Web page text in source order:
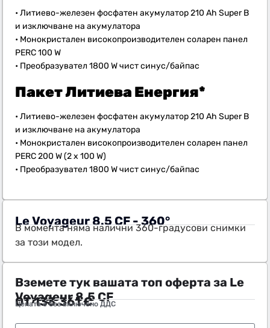
• Литиево-железен фосфатен акумулатор 210 Ah Super B
и изключване на акумулатора
• Монокристален високопроизводителен соларен панел
PERC 100 W
• Преобразувател 1800 W чист синус/байпас
Пакет Литиева Енергия*
• Литиево-железен фосфатен акумулатор 210 Ah Super B
и изключване на акумулатора
• Монокристален високопроизводителен соларен панел
PERC 200 W (2 x 100 W)
• Преобразувател 1800 W чист синус/байпас
Le Voyageur 8.5 CF - 360°
В момента няма налични 360-градусови снимки
за този модел.
Вземете тук вашата топ оферта за Le
Voyageur 8.5 CF
ОТ133.361€
Цената е без включено ДДС